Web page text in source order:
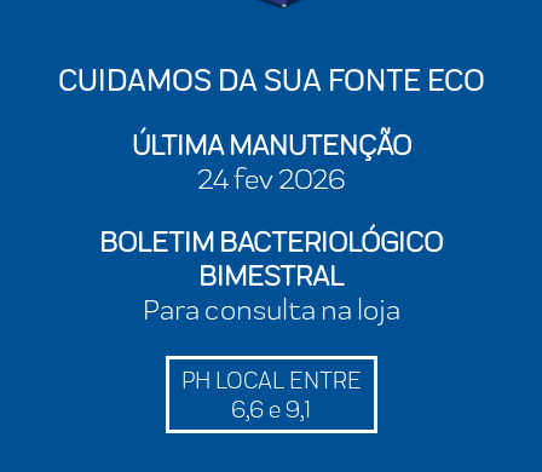
CUIDAMOS DA SUA FONTE ECO
ÚLTIMA MANUTENÇÃO
24 fev 2026
BOLETIM BACTERIOLÓGICO
BIMESTRAL
Para consulta na loja
PH LOCAL ENTRE
6,6 e 9,1